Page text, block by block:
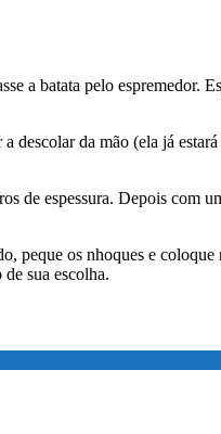
a batata pelo espremedor.
descolar da mão (ela já
de espessura. Depois com
peque os nhoques e
sua escolha.